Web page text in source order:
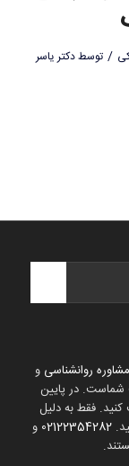
/ توسطدکتر یاسر
مشاوره روانشناسی و
در پایین
فقط به دلیل
02122354282 و